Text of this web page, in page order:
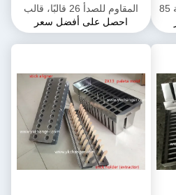
آيس كريم 2 * 10 20 قطعة 85
المقاوم للصدأ 26 قالبًا، قالب
آيس كريم، قالب مصاصة، نوع
احصل على أفضل سعر